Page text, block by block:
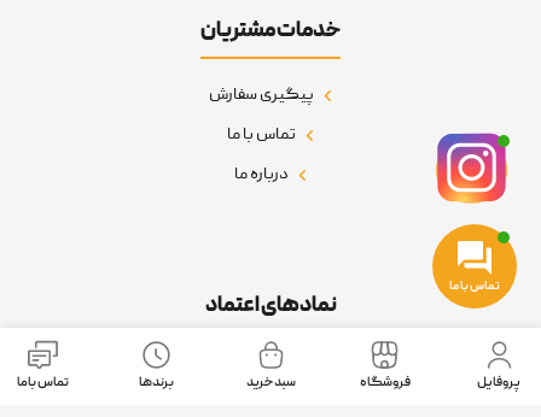
خدمات مشتریان
پیگیری سفارش
تماس با ما
درباره ما
نمادهای اعتماد
پروفایل فروشگاه سبد خرید برندها تماس باما
تماس با ما